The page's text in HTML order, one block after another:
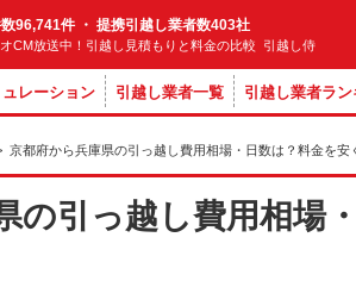
96,741件 ・ 提携引越し業者数403社
CM放送中！引越し見積もりと料金の比較 引越し侍
レーション 引越し業者一覧 引越し業者ラ
京都府から兵庫県の引っ越し費用相場・日数は？料金を安
の引っ越し費用相場